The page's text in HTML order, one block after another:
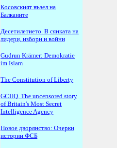
Косовският възел на
Балканите
Десетилетието. В сянката на
лидери, избори и войни
Gudrun Krämer: Demokratie
im Islam
The Constitution of Liberty
GCHQ. The uncensored story
of Britain's Most Secret
Intelligence Agency
Новое дворянство: Очерки
истории ФСБ